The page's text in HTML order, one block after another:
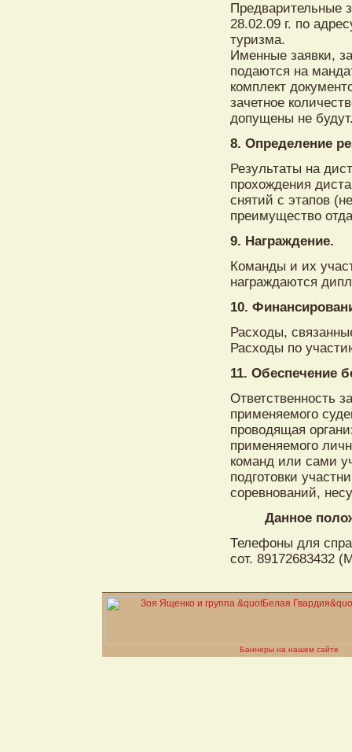
Предварительные
28.02.09 г. по
туризма.
Именные заявки,
подаются на
комплект
зачетное
допущены не
8. Определение
Результаты на
прохождения
снятий с этапов
преимущество
9. Награждение.
Команды и их
награждаются
10.
Расходы,
Расходы по
11. Обеспечение
Ответственность
применяемого
проводящая
применяемого
команд или сами
подготовки
соревнований,
Данное
Телефоны для
сот. 89172683432
Баннеры на нашем сайте